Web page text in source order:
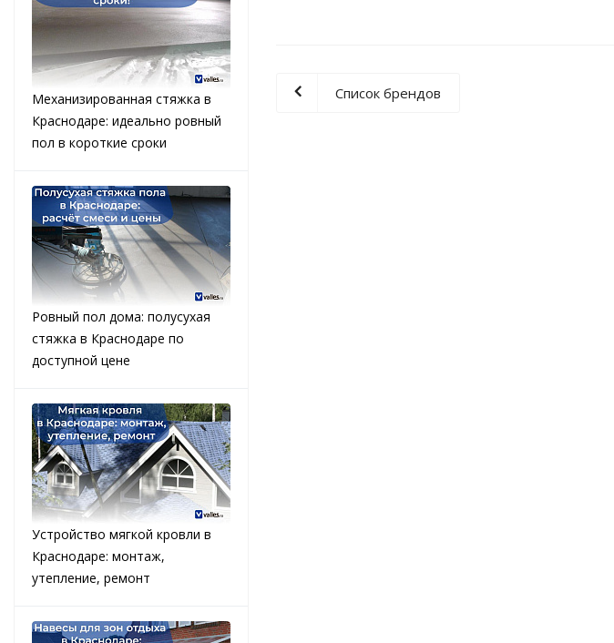
Список брендов
Механизированная стяжка в
Краснодаре: идеально ровный
пол в короткие сроки
Ровный пол дома: полусухая
стяжка в Краснодаре по
доступной цене
Устройство мягкой кровли в
Краснодаре: монтаж,
утепление, ремонт